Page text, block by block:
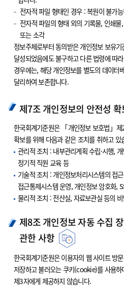
전자적 파일 형태인 경우 : 복원이 불가
전자적 파일의 형태 외의 기록물, 인쇄
또는 소각
정보주체로부터 동의받은 개인정보 보유기
달성되었음에도 불구하고 다른 법령에 따
경우에는, 해당 개인정보를 별도의 데이터
달리하여 보존합니다.
제7조 개인정보의 안전성 확
한국회계기준원은 「개인정보 보호법」
확보를 위해 다음과 같은 조치를 취하고 있
관리적 조치 : 내부관리계획 수립·시행,
정기적 직원 교육 등
기술적 조치 : 개인정보처리시스템의 접
접근통제시스템 운영, 개인정보 암호화,
물리적 조치 : 전산실, 자료보관실 등의 비
제8조 개인정보 자동 수집
관한 사항
한국회계기준원은 이용자의 웹 사이트 방
저장하고 불러오는 쿠키(cookie)를 사용하
제3자에게 제공하지 않습니다.